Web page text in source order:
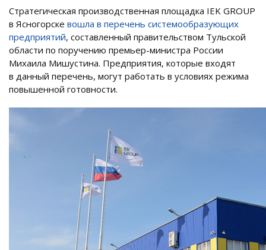
Стратегическая производственная площадка IEK GROUP
в Ясногорске вошла в перечень системообразующих
предприятий, составленный правительством Тульской
области по поручению премьер-министра России
Михаила Мишустина. Предприятия, которые входят
в данный перечень, могут работать в условиях режима
повышенной готовности.